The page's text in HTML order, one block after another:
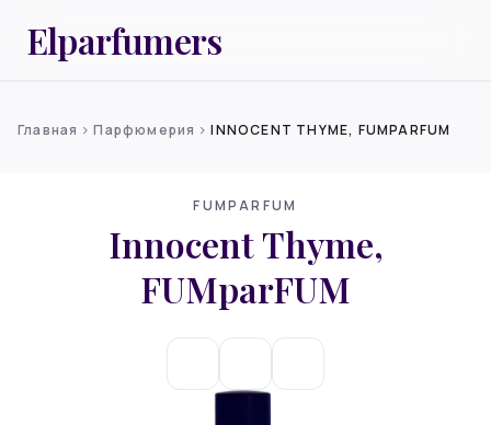
Elparfumers
Главная chevron_rightПарфюмерия chevron_rightINNOCENT THYME, FUMPARFUM
FUMPARFUM
Innocent Thyme,
FUMparFUM